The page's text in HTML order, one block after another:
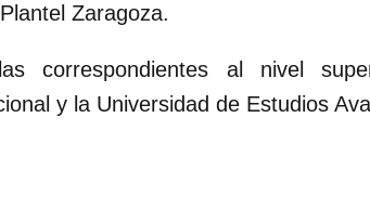
Zaragoza.
correspondientes al nivel
y la Universidad de Estudios